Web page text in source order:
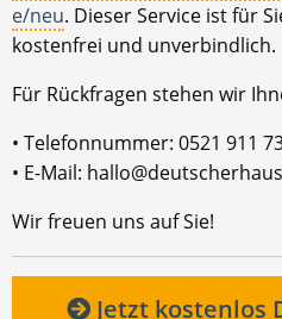
e/neu. Dieser Service ist für
kostenfrei und unverbindlich.
Für Rückfragen stehen wir
• Telefonnummer: 0521 911
• E-Mail:
Wir freuen uns auf Sie!
Jetzt kostenlos